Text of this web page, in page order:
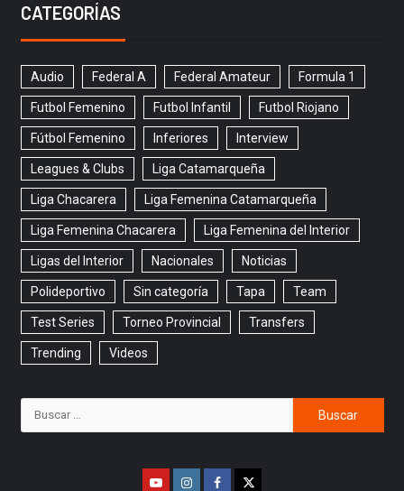
CATEGORÍAS
Audio Federal A Federal Amateur Formula 1
Futbol Femenino Futbol Infantil Futbol Riojano
Fútbol Femenino Inferiores Interview
Leagues & Clubs Liga Catamarqueña
Liga Chacarera Liga Femenina Catamarqueña
Liga Femenina Chacarera Liga Femenina del Interior
Ligas del Interior Nacionales Noticias
Polideportivo Sin categoría Tapa Team
Test Series Torneo Provincial Transfers
Trending Videos